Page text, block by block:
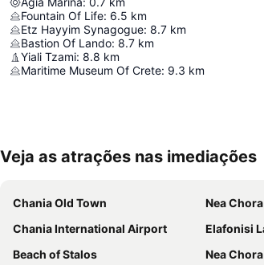
Fountain Of Life: 6.5 km
Etz Hayyim Synagogue: 8.7 km
Bastion Of Lando: 8.7 km
Yiali Tzami: 8.8 km
Maritime Museum Of Crete: 9.3 km
Veja as atrações nas imediações
Chania Old Town Nea
Chania International Airport
Elafonisi
Beach of Stalos
Nea